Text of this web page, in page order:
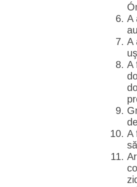
A
A
A
A